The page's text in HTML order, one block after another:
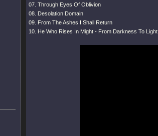
07. Through Eyes Of Oblivion
08. Desolation Domain
09. From The Ashes I Shall Return
10. He Who Rises In Might - From Darkness To Light